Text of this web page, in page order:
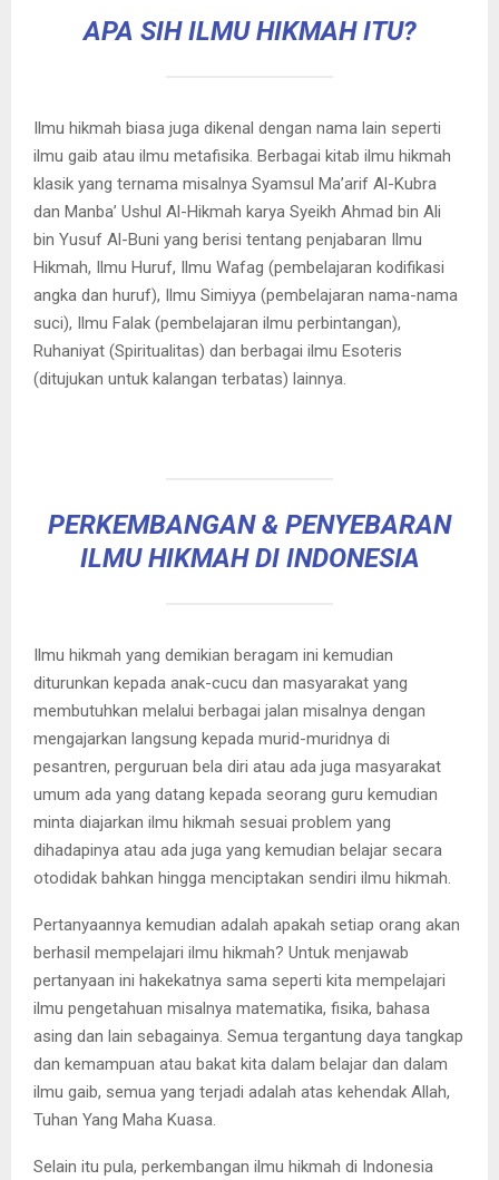
APA SIH ILMU HIKMAH ITU?
Ilmu hikmah biasa juga dikenal dengan nama lain seperti
ilmu gaib atau ilmu metafisika. Berbagai kitab ilmu hikmah
klasik yang ternama misalnya Syamsul Ma’arif Al-Kubra
dan Manba’ Ushul Al-Hikmah karya Syeikh Ahmad bin Ali
bin Yusuf Al-Buni yang berisi tentang penjabaran Ilmu
Hikmah, Ilmu Huruf, Ilmu Wafag (pembelajaran kodifikasi
angka dan huruf), Ilmu Simiyya (pembelajaran nama-nama
suci), Ilmu Falak (pembelajaran ilmu perbintangan),
Ruhaniyat (Spiritualitas) dan berbagai ilmu Esoteris
(ditujukan untuk kalangan terbatas) lainnya.
PERKEMBANGAN & PENYEBARAN
ILMU HIKMAH DI INDONESIA
Ilmu hikmah yang demikian beragam ini kemudian
diturunkan kepada anak-cucu dan masyarakat yang
membutuhkan melalui berbagai jalan misalnya dengan
mengajarkan langsung kepada murid-muridnya di
pesantren, perguruan bela diri atau ada juga masyarakat
umum ada yang datang kepada seorang guru kemudian
minta diajarkan ilmu hikmah sesuai problem yang
dihadapinya atau ada juga yang kemudian belajar secara
otodidak bahkan hingga menciptakan sendiri ilmu hikmah.
Pertanyaannya kemudian adalah apakah setiap orang akan
berhasil mempelajari ilmu hikmah? Untuk menjawab
pertanyaan ini hakekatnya sama seperti kita mempelajari
ilmu pengetahuan misalnya matematika, fisika, bahasa
asing dan lain sebagainya. Semua tergantung daya tangkap
dan kemampuan atau bakat kita dalam belajar dan dalam
ilmu gaib, semua yang terjadi adalah atas kehendak Allah,
Tuhan Yang Maha Kuasa.
Selain itu pula, perkembangan ilmu hikmah di Indonesia